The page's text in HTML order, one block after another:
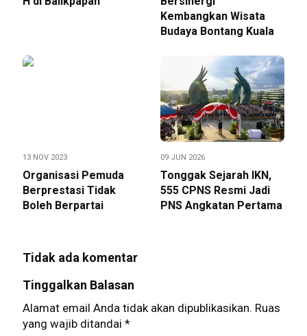
Kembangkan Wisata
Budaya Bontang Kuala
13 NOV 2023
Organisasi Pemuda
Berprestasi Tidak
Boleh Berpartai
09 JUN 2026
Tonggak Sejarah IKN,
555 CPNS Resmi Jadi
PNS Angkatan Pertama
Tidak ada komentar
Tinggalkan Balasan
Alamat email Anda tidak akan dipublikasikan. Ruas
yang wajib ditandai *